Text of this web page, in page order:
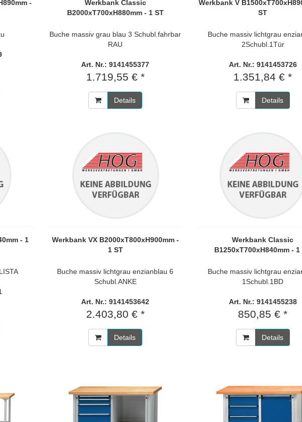
-
Werkbank Classic
B2000xT700xH880mm - 1 ST
Buche massiv grau blau 3 Schubl.fahrbar
RAU
Art. Nr.: 9141455377
1.719,55 € *
Details
Werkbank V
ST
Buche massiv lichtgrau
2Schubl.1Tür
Art. Nr.: 9141453726
1.351,84 € *
Details
- 1
Werkbank VX B2000xT800xH900mm -
1 ST
Buche massiv lichtgrau enzianblau 6
Schubl.ANKE
Art. Nr.: 9141453642
2.403,80 € *
Details
Werkbank Classic
B1250xT700xH840mm - 1
Buche massiv lichtgrau
1Schubl.1BD
Art. Nr.: 9141455238
850,85 € *
Details